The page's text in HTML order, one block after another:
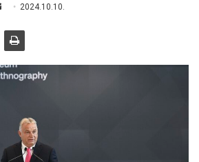
Send
email
2024.10.10.